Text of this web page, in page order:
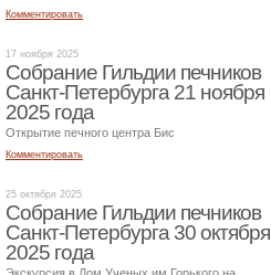
Комментировать
17 ноября 2025
Собрание Гильдии печников
Санкт-Петербурга 21 ноября
2025 года
Открытие печного центра Бис
Комментировать
25 октября 2025
Собрание Гильдии печников
Санкт-Петербурга 30 октября
2025 года